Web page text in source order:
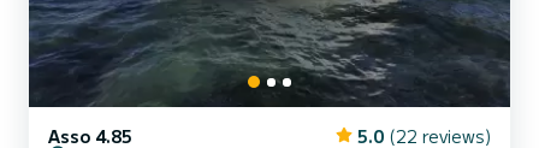
Asso 4.85 5.0 (22 reviews)